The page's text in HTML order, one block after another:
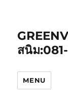
สนิม
MENU